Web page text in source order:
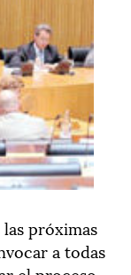
próximas
a todas